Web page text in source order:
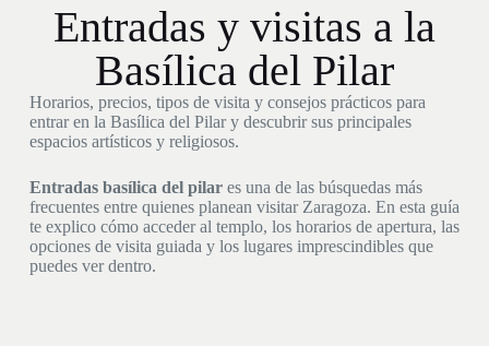
Entradas y visitas a la
Basílica del Pilar
Horarios, precios, tipos de visita y consejos prácticos para
entrar en la Basílica del Pilar y descubrir sus principales
espacios artísticos y religiosos.
Entradas basílica del pilares una de las búsquedas más
frecuentes entre quienes planean visitar Zaragoza. En esta guía
te explico cómo acceder al templo, los horarios de apertura, las
opciones de visita guiada y los lugares imprescindibles que
puedes ver dentro.